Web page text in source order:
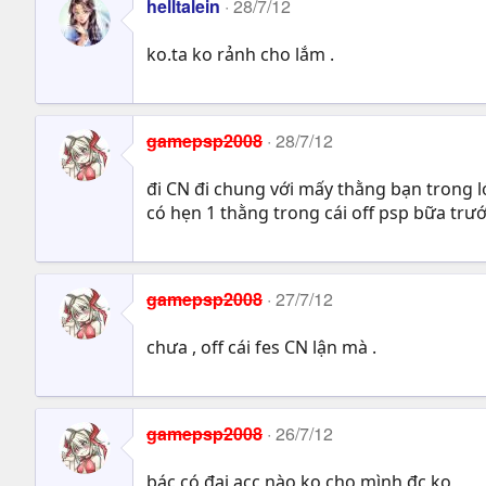
helltalein 28/7/12
ko.ta ko rảnh cho lắm .
gamepsp2008 28/7/12
đi CN đi chung với mấy thằng bạn trong
có hẹn 1 thằng trong cái off psp bữa
gamepsp2008 27/7/12
chưa , off cái fes CN lận mà .
gamepsp2008 26/7/12
bác có đại acc nào ko cho mình đc ko